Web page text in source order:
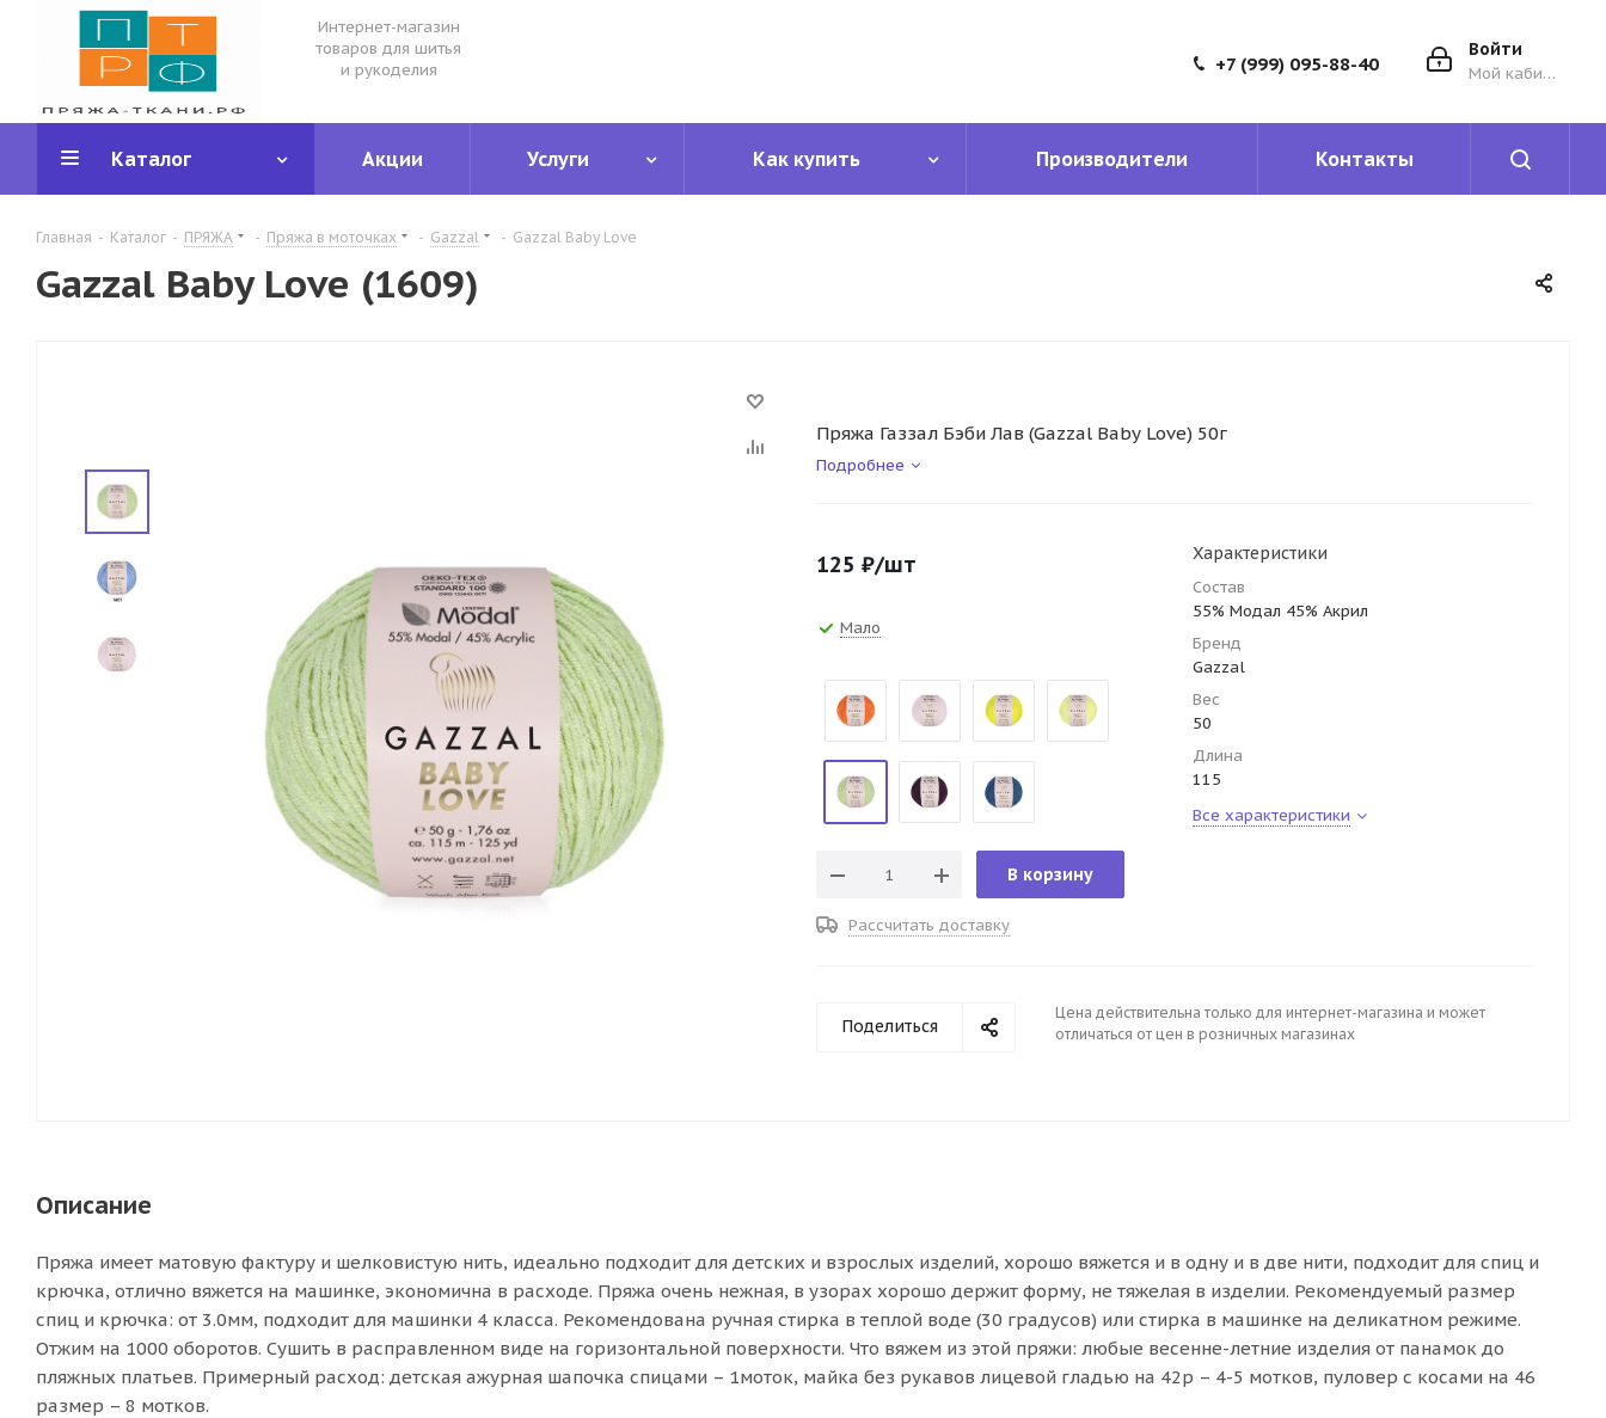
Интернет-магазин
товаров для шитья
и рукоделия
Войти
Мой кабинет
+7 (999) 095-88-40
Каталог Акции Услуги Как купить Производители Контакты
Главная - Каталог - ПРЯЖА - Пряжа в моточках - Gazzal - Gazzal Baby Love
Gazzal Baby Love (1609)
Пряжа Газзал Бэби Лав (Gazzal Baby Love) 50г
Подробнее
125 ₽/шт
Мало
В корзину
Рассчитать доставку
Характеристики
Состав
55% Модал 45% Акрил
Бренд
Gazzal
Вес
50
Длина
115
Все характеристики
Поделиться
Цена действительна только для интернет-магазина и может
отличаться от цен в розничных магазинах
Описание
Пряжа имеет матовую фактуру и шелковистую нить, идеально подходит для детских и взрослых изделий, хорошо вяжется и в одну и в две нити, подходит для спиц и
крючка, отлично вяжется на машинке, экономична в расходе. Пряжа очень нежная, в узорах хорошо держит форму, не тяжелая в изделии. Рекомендуемый размер
спиц и крючка: от 3.0мм, подходит для машинки 4 класса. Рекомендована ручная стирка в теплой воде (30 градусов) или стирка в машинке на деликатном режиме.
Отжим на 1000 оборотов. Сушить в расправленном виде на горизонтальной поверхности. Что вяжем из этой пряжи: любые весенне-летние изделия от панамок до
пляжных платьев. Примерный расход: детская ажурная шапочка спицами – 1моток, майка без рукавов лицевой гладью на 42р – 4-5 мотков, пуловер с косами на 46
размер – 8 мотков.